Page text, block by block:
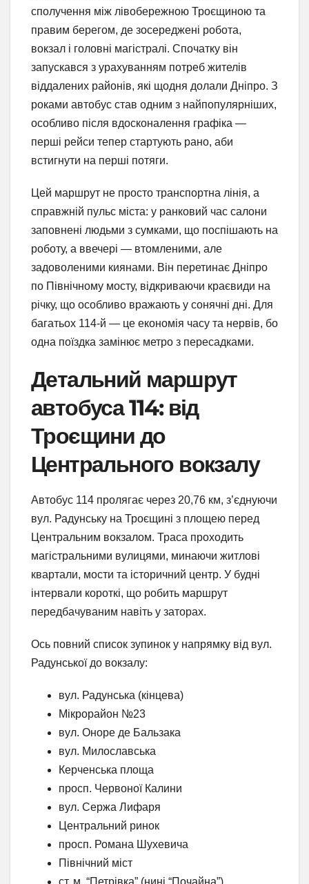
сполучення між лівобережною Троєщиною та
правим берегом, де зосереджені робота,
вокзал і головні магістралі. Спочатку він
запускався з урахуванням потреб жителів
віддалених районів, які щодня долали Дніпро. З
роками автобус став одним з найпопулярніших,
особливо після вдосконалення графіка —
перші рейси тепер стартують рано, аби
встигнути на перші потяги.
Цей маршрут не просто транспортна лінія, а
справжній пульс міста: у ранковий час салони
заповнені людьми з сумками, що поспішають на
роботу, а ввечері — втомленими, але
задоволеними киянами. Він перетинає Дніпро
по Північному мосту, відкриваючи краєвиди на
річку, що особливо вражають у сонячні дні. Для
багатьох 114-й — це економія часу та нервів, бо
одна поїздка замінює метро з пересадками.
Детальний маршрут
автобуса 114: від
Троєщини до
Центрального вокзалу
Автобус 114 пролягає через 20,76 км, з’єднуючи
вул. Радунську на Троєщині з площею перед
Центральним вокзалом. Траса проходить
магістральними вулицями, минаючи житлові
квартали, мости та історичний центр. У будні
інтервали короткі, що робить маршрут
передбачуваним навіть у заторах.
Ось повний список зупинок у напрямку від вул.
Радунської до вокзалу:
вул. Радунська (кінцева)
Мікрорайон №23
вул. Оноре де Бальзака
вул. Милославська
Керченська площа
просп. Червоної Калини
вул. Сержа Лифаря
Центральний ринок
просп. Романа Шухевича
Північний міст
ст. м. “Петрівка” (нині “Почайна”)